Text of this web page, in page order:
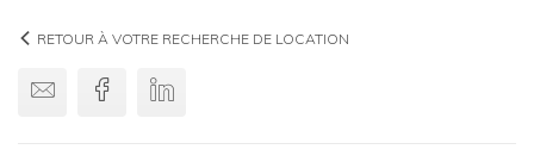
RETOUR À VOTRE RECHERCHE DE LOCATION
Envoyer par email
FacebookLinkedin